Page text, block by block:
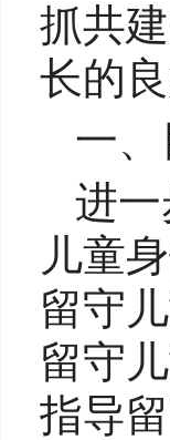
抓共
长的
一
进
儿童
留守
留守
指导